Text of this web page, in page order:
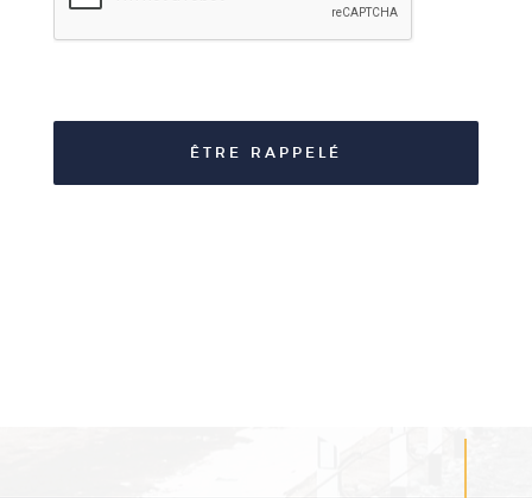
ÊTRE RAPPELÉ